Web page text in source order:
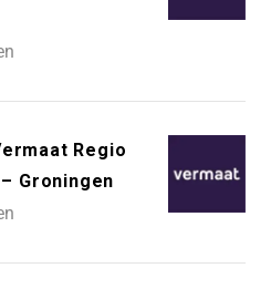
Regio
Groningen